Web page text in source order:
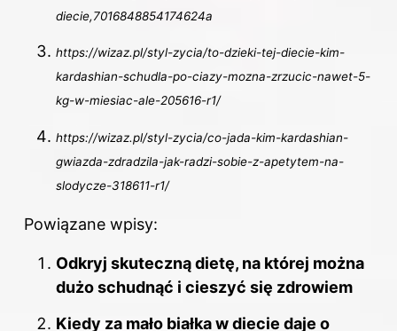
diecie,7016848854174624a
https://wizaz.pl/styl-zycia/to-dzieki-tej-diecie-kim-
kardashian-schudla-po-ciazy-mozna-zrzucic-nawet-5-
kg-w-miesiac-ale-205616-r1/
https://wizaz.pl/styl-zycia/co-jada-kim-kardashian-
gwiazda-zdradzila-jak-radzi-sobie-z-apetytem-na-
slodycze-318611-r1/
Powiązane wpisy:
Odkryj skuteczną dietę, na której można
dużo schudnąć i cieszyć się zdrowiem
Kiedy za mało białka w diecie daje o